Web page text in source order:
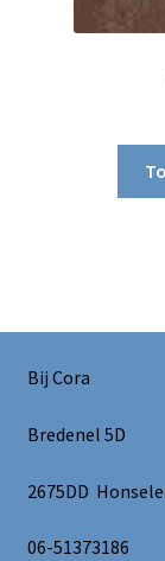
Bij Cora
Bredenel 5D
2675DD
06-51373186